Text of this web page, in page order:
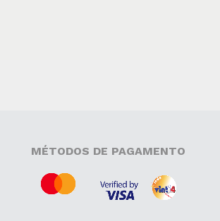
MÉTODOS DE PAGAMENTO